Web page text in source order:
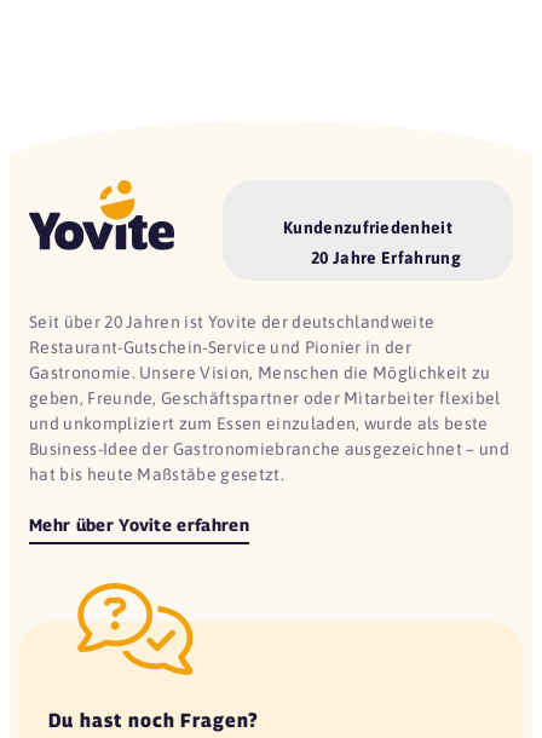
Kundenzufriedenheit
20 Jahre Erfahrung
Seit über 20 Jahren ist Yovite der deutschlandweite
Restaurant-Gutschein-Service und Pionier in der
Gastronomie. Unsere Vision, Menschen die Möglichkeit zu
geben, Freunde, Geschäftspartner oder Mitarbeiter flexibel
und unkompliziert zum Essen einzuladen, wurde als beste
Business-Idee der Gastronomiebranche ausgezeichnet – und
hat bis heute Maßstäbe gesetzt.
Mehr über Yovite erfahren
Du hast noch Fragen?